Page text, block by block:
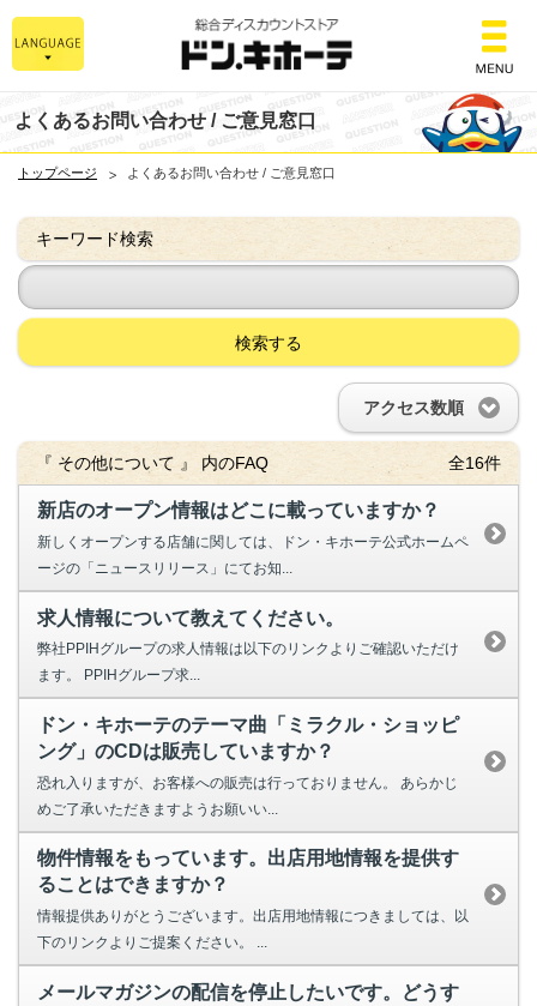
総合ディスカウン
よくあるお問い合わせ / ご意見窓口
トップページ よくあるお問い合わせ / ご意見窓口
キーワード検索
検索する
アクセス数順
『 その他について 』 内のFAQ 全16件
新店のオープン情報はどこに載っていますか？
新しくオープンする店舗に関しては、ドン・キホーテ公式ホームペ
ージの「ニュースリリース」にてお知...
求人情報について教えてください。
弊社PPIHグループの求人情報は以下のリンクよりご確認いただけ
ます。 PPIHグループ求...
ドン・キホーテのテーマ曲「ミラクル・ショッピ
ング」のCDは販売していますか？
恐れ入りますが、お客様への販売は行っておりません。 あらかじ
めご了承いただきますようお願いい...
物件情報をもっています。出店用地情報を提供す
ることはできますか？
情報提供ありがとうございます。出店用地情報につきましては、以
下のリンクよりご提案ください。 ...
メールマガジンの配信を停止したいです。どうす